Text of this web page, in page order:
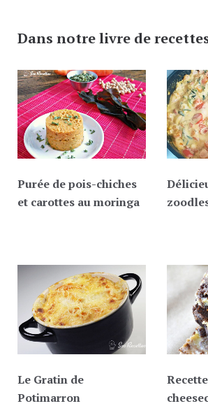
Dans notre livre de
Purée de pois-chiches
et carottes au moringa
Le Gratin de
Potimarron